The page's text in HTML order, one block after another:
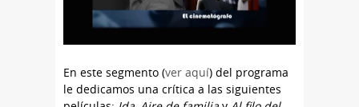
En este segmento (ver aquí) del programa
le dedicamos una crítica a las siguientes